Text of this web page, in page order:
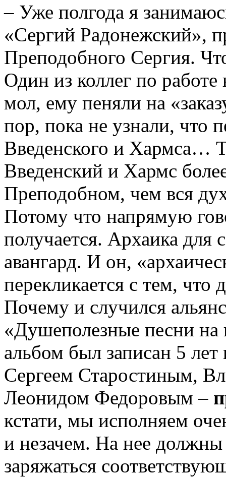
– Уже полгода я
«Сергий Радонежский»,
Преподобного Сергия.
Один из коллег по
мол, ему пеняли на
пор, пока не узнали, что
Введенского и Хармса…
Введенский и Хармс
Преподобном, чем вся
Потому что напрямую
получается. Архаика для
авангард. И он,
перекликается с тем,
Почему и случился
«Душеполезные песни
альбом был записан 5
Сергеем Старостиным,
Леонидом Федоровым –
кстати, мы исполняем
и незачем. На нее
заряжаться